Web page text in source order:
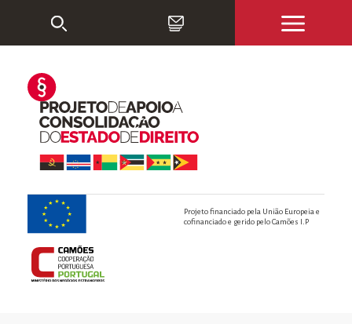
Projeto financiado pela União Europeia e
cofinanciado e gerido pelo Camões I.P